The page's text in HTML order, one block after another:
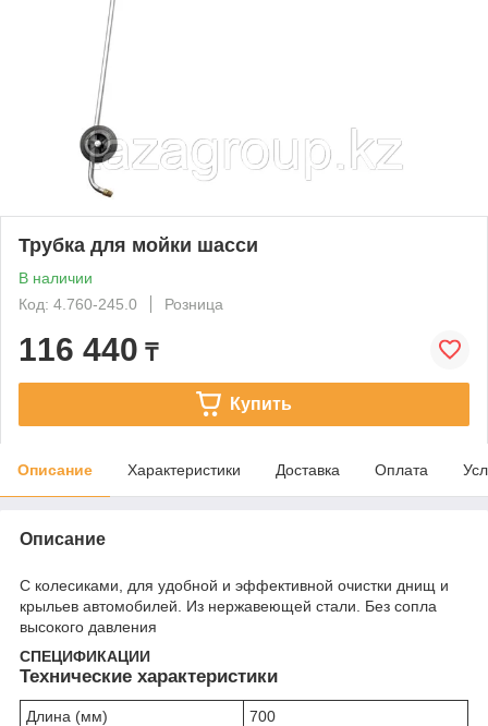
Трубка для мойки шасси
В наличии
Код: 4.760-245.0
Розница
116 440 ₸
Купить
Описание Характеристики Доставка Оплата
Описание
С колесиками, для удобной и эффективной очистки днищ и
крыльев автомобилей. Из нержавеющей стали. Без сопла
высокого давления
СПЕЦИФИКАЦИИ
Технические характеристики
Длина (мм) 700